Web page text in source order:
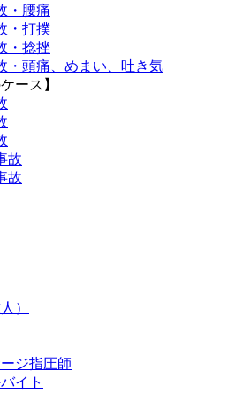
・腰痛
・打撲
・捻挫
・頭痛、めまい、吐き気
ース】
故
故
）
ジ指圧師
イト